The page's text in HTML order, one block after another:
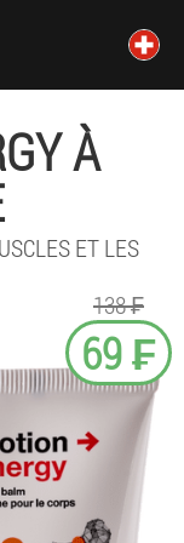
À
ET LES
138 ₣
69 ₣